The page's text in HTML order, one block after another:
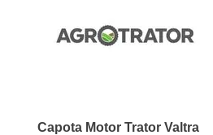
Capota Motor Trator Valtra